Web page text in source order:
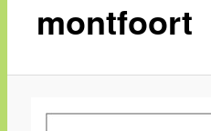
montfoort